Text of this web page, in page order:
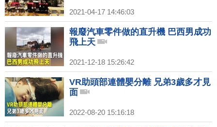
2021-04-17 14:46:03
報廢汽車零件做的直升機 巴西男成功
飛上天
2021-12-18 15:26:42
VR助頭部連體嬰分離 兄弟3歲多才見
面
2022-08-20 15:16:18